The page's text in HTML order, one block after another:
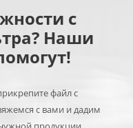
с
Наши
файл с
с вами и дадим